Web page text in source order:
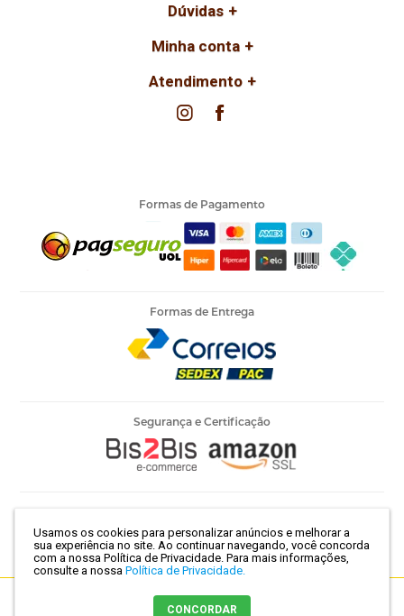
Usamos os cookies para personalizar anúncios e melhorar a
sua experiência no site. Ao continuar navegando, você concorda
com a nossa Política de Privacidade. Para mais informações,
consulte a nossa Política de Privacidade.
CONCORDAR
Dúvidas
Minha conta
Atendimento
Formas de Pagamento
Formas de Entrega
Segurança e Certificação
Março, 786 - Centro | São Paulo-SP | CEP 01021-100
com a melhor empresa de e-commerce do